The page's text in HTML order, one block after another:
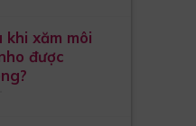
khi xăm môi
được